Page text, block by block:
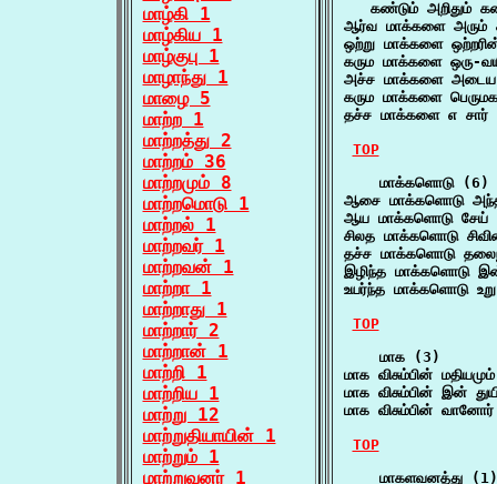
மாழ்கி 1
மாழ்கிய 1
மாழ்குபு 1
மாழாந்து 1
மாழை 5
மாற்ற 1
மாற்றத்து 2
மாற்றம் 36
மாற்றமும் 8
மாற்றமொடு 1
மாற்றல் 1
மாற்றவர் 1
மாற்றவன் 1
மாற்றா 1
மாற்றாது 1
மாற்றார் 2
மாற்றான் 1
மாற்றி 1
மாற்றிய 1
மாற்று 12
மாற்றுதியாயின் 1
மாற்றும் 1
மாற்றுவனர் 1
கண்டும் அறிதும்
ஆர்வ மாக்களை
ஒற்று மாக்களை
கரும மாக்களை ஒரு-
அச்ச மாக்களை
கரும மாக்களை
தச்ச மாக்களை எ சார்
TOP
    மாக்களொடு (6)
ஆசை மாக்களொடு
ஆய மாக்களொடு சேய்
சிலத மாக்களொடு
தச்ச மாக்களொடு
இழிந்த மாக்களொடு
உயர்ந்த மாக்களொடு
TOP
    மாக (3)
மாக விசும்பின்
மாக விசும்பின் இன்
மாக விசும்பின்
TOP
    மாகளவனத்து (1)